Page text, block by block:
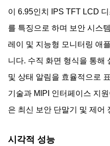
이 6.95인치 IPS TFT LCD
를 특징으로 하며 보안 시스
레이 및 지능형 모니터링 애
니다. 수직 화면 형식을 통해
및 상태 알림을 효율적으로
기술과 MIPI 인터페이스 지
은 최신 보안 단말기 및 제어
시각적 성능